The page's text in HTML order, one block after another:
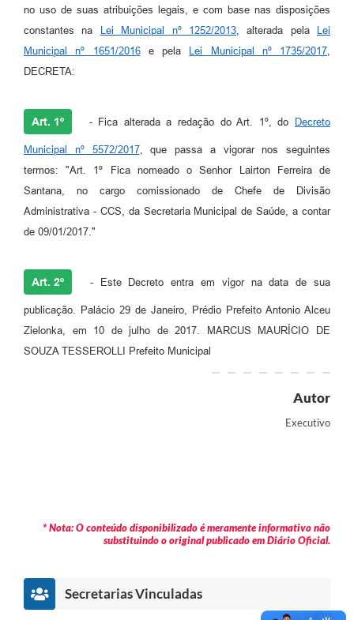
no uso de suas atribuições legais, e com base nas disposições
constantes na
Lei Municipal nº 1252/2013, alterada pela
Lei
Municipal nº 1651/2016e pela Lei Municipal nº 1735/2017,
DECRETA:
Art. 1º - Fica alterada a redação do Art. 1º, do Decreto
Municipal nº 5572/2017, que passa a vigorar nos seguintes
termos: "Art. 1º Fica nomeado o Senhor Lairton Ferreira de
Santana, no cargo comissionado de Chefe de Divisão
Administrativa - CCS, da Secretaria Municipal de Saúde, a contar
de 09/01/2017."
Art. 2º - Este Decreto entra em vigor na data de sua
publicação. Palácio 29 de Janeiro, Prédio Prefeito Antonio Alceu
Zielonka, em 10 de julho de 2017. MARCUS MAURÍCIO DE
SOUZA TESSEROLLI Prefeito Municipal
Autor
Executivo
* Nota: O conteúdo disponibilizado é meramente informativo não
substituindo o original publicado em Diário Oficial.
Secretarias Vinculadas